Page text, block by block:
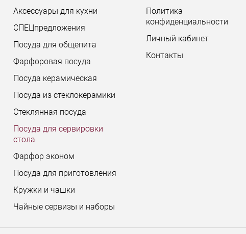
Аксессуары для кухни
СПЕЦпредложения
Посуда для общепита
Фарфоровая посуда
Посуда керамическая
Посуда из стеклокерамики
Стеклянная посуда
Посуда для сервировки
стола
Фарфор эконом
Посуда для приготовления
Кружки и чашки
Чайные сервизы и наборы
Политика
конфиденциальности
Личный кабинет
Контакты